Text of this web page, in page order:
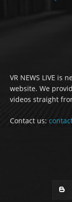
VR NEWS LIVE is
website. We
videos straight
Contact us: